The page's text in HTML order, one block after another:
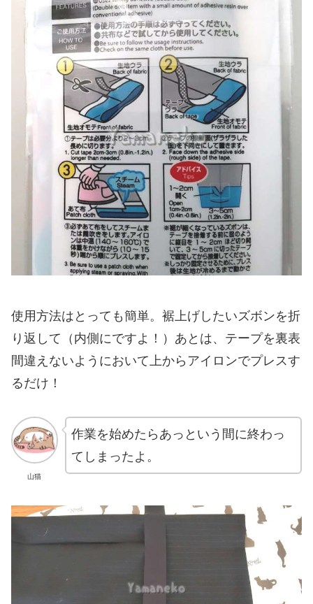
使用方法はとっても簡単。裾上げしたいズボンを折
り返して（内側にですよ！）あとは、テープを裏表
間違えないようにおいて上からアイロンでプレスす
るだけ！
山猫
作業を始めたらあっという間に終わっ
てしまったよ。